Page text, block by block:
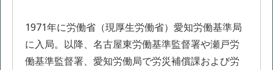
1971年に労働省（現厚生労働省）愛知労働基準局
に入局。以降、名古屋東労働基準監督署や瀬戸労
働基準監督署、愛知労働局で労災補償課および労